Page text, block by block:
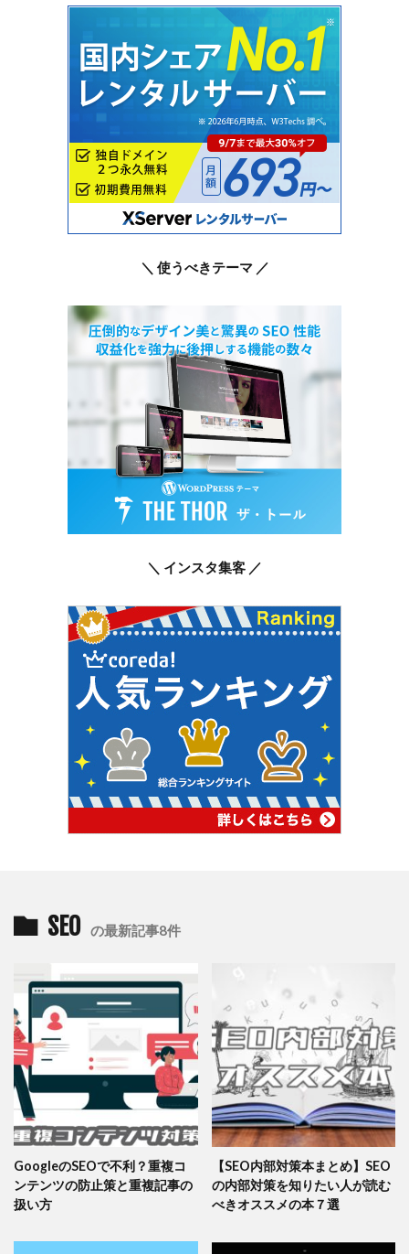
＼ 使うべきテーマ ／
＼ インスタ集客 ／
SEO の最新記事8件
GoogleのSEOで不利？重複コ
ンテンツの防止策と重複記事の
扱い方
【SEO内部対策本まとめ】SEO
の内部対策を知りたい人が読む
べきオススメの本７選